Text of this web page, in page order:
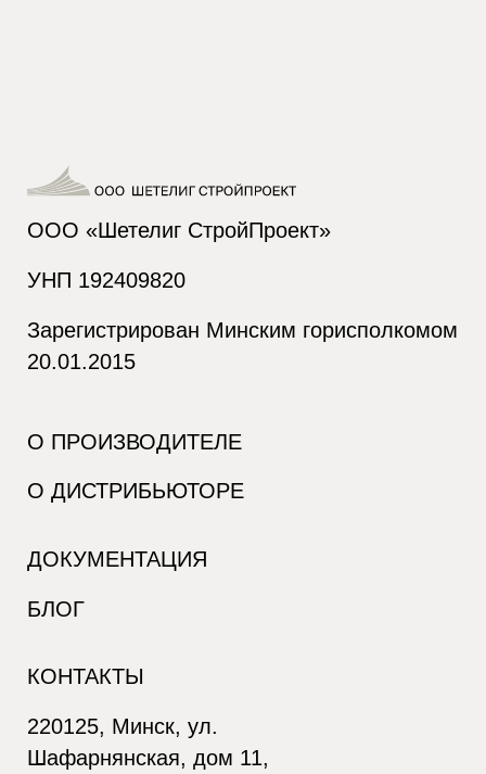
ООО «Шетелиг СтройПроект»
УНП 192409820
Зарегистрирован Минским горисполкомом
20.01.2015
О ПРОИЗВОДИТЕЛЕ
О ДИСТРИБЬЮТОРЕ
ДОКУМЕНТАЦИЯ
БЛОГ
КОНТАКТЫ
220125, Минск, ул.
Шафарнянская, дом 11,